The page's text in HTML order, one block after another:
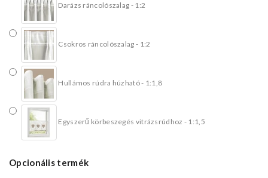
Darázs ráncolószalag - 1:2
Csokros ráncolószalag - 1:2
Hullámos rúdra húzható - 1:1,8
Egyszerű körbeszegés vitrázsrúdhoz - 1:1,5
Opcionális termék